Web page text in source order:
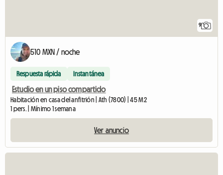
9
510 MXN / noche
Respuesta rápida Instantánea
Estudio en un piso compartido
Habitación en casa del anfitrión | Ath (7800) | 45 M2
1 pers. | Mínimo 1 semana
Ver anuncio